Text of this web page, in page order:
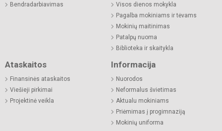
Bendradarbiavimas
Visos dienos mokykla
Pagalba mokiniams ir tėvams
Mokinių maitinimas
Patalpų nuoma
Biblioteka ir skaitykla
Ataskaitos
Finansinės ataskaitos
Viešieji pirkimai
Projektinė veikla
Informacija
Nuorodos
Neformalus švietimas
Aktualu mokiniams
Priėmimas į progimnaziją
Mokinių uniforma